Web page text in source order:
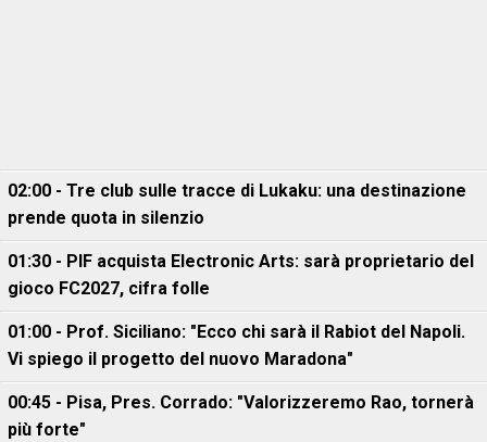
02:00 - Tre club sulle tracce di Lukaku: una destinazione
prende quota in silenzio
01:30 - PIF acquista Electronic Arts: sarà proprietario del
gioco FC2027, cifra folle
01:00 - Prof. Siciliano: "Ecco chi sarà il Rabiot del Napoli.
Vi spiego il progetto del nuovo Maradona"
00:45 - Pisa, Pres. Corrado: "Valorizzeremo Rao, tornerà
più forte"